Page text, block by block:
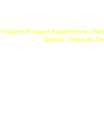
G Sports Physique Supplements |
Cancun | Playa del